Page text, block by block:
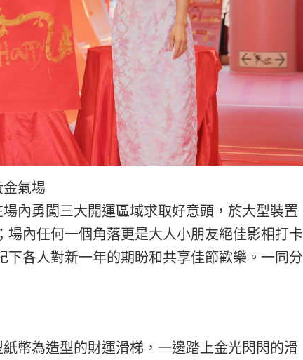
金氣場
場內勇闖三大開運區域求取好意頭，於大型裝置
內任何一個角落更是大人小朋友絕佳影相打卡
各人對新一年的期盼和共享佳節歡樂。一同分
紙幣為造型的財運滑梯，一邊踏上金光閃閃的滑